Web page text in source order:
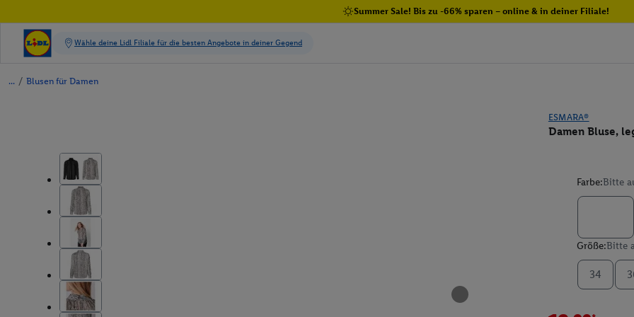
Summer Sale! Bis zu -66% sparen – online & in deiner Filiale!
/ Blusen für Damen
ESMARA®
Damen Bluse,
Farbe:Bitte
Größe:Bitte
34